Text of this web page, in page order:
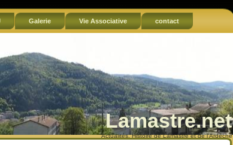
Galerie Vie Associative contact
Lamastre.net
Actualités, Histoire de Lamastre et de l'Ardèche